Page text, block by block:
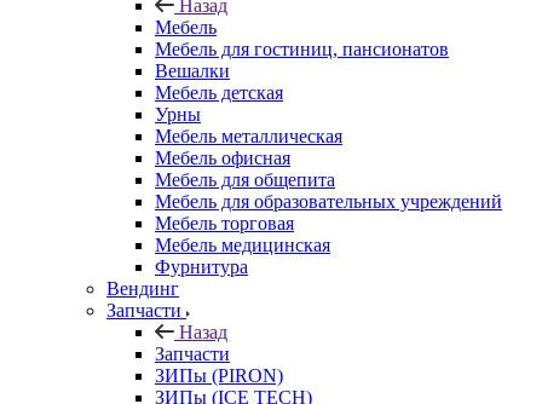
Назад
Мебель
Мебель для гостиниц, пансионатов
Вешалки
Мебель детская
Урны
Мебель металлическая
Мебель офисная
Мебель для общепита
Мебель для образовательных учреждений
Мебель торговая
Мебель медицинская
Фурнитура
Вендинг
Запчасти
Назад
Запчасти
ЗИПы (PIRON)
ЗИПы (ICE TECH)